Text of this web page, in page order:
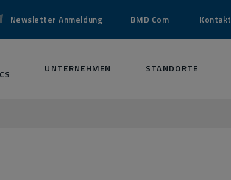
Newsletter Anmeldung BMD Com Kontakt
UNTERNEHMEN STANDORTE